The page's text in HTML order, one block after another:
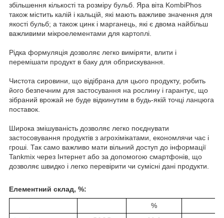
збільшення кількості та розміру бульб. Яра віта KombiPhos
також містить калій і кальцій, які мають важливе значення для
якості бульб; а також цинк і марганець, які є двома найбільш
важливими мікроелементами для картоплі.
Рідка формуляція дозволяє легко виміряти, влити і
перемішати продукт в баку для обприскування.
Чистота сировини, що відібрана для цього продукту, робить
його безпечним для застосування на рослину і гарантує, що
зібраний врожай не буде відкинутим в будь-якій точці ланцюга
поставок.
Широка змішуваність дозволяє легко поєднувати
застосовування продуктів з агрохімікатами, економлячи час і
гроші. Так само важливо мати вільний доступ до інформації
Tankmix через Інтернет або за допомогою смартфонів, що
дозволяє швидко і легко перевірити чи сумісні дані продукти.
Елементний склад, %:
%